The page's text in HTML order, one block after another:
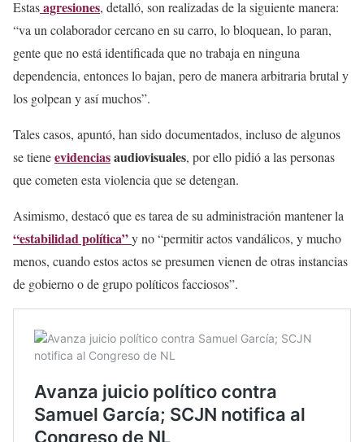
Estasagresiones, detalló, son realizadas de la siguiente manera:
“va un colaborador cercano en su carro, lo bloquean, lo paran,
gente que no está identificada que no trabaja en ninguna
dependencia, entonces lo bajan, pero de manera arbitraria brutal y
los golpean y así muchos”.
Tales casos, apuntó, han sido documentados, incluso de algunos
se tieneevidenciasaudiovisuales, por ello pidió a las personas
que cometen esta violencia que se detengan.
Asimismo, destacó que es tarea de su administración mantener la
“estabilidad política”y no “permitir actos vandálicos, y mucho
menos, cuando estos actos se presumen vienen de otras instancias
de gobierno o de grupo políticos facciosos”.